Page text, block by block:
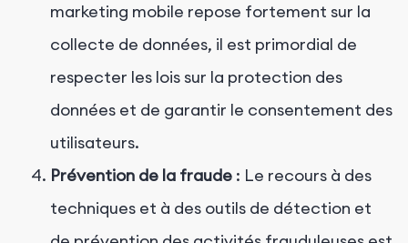
marketing mobile repose fortement sur la
collecte de données, il est primordial de
respecter les lois sur la protection des
données et de garantir le consentement des
utilisateurs.
Prévention de la fraude : Le recours à des
techniques et à des outils de détection et